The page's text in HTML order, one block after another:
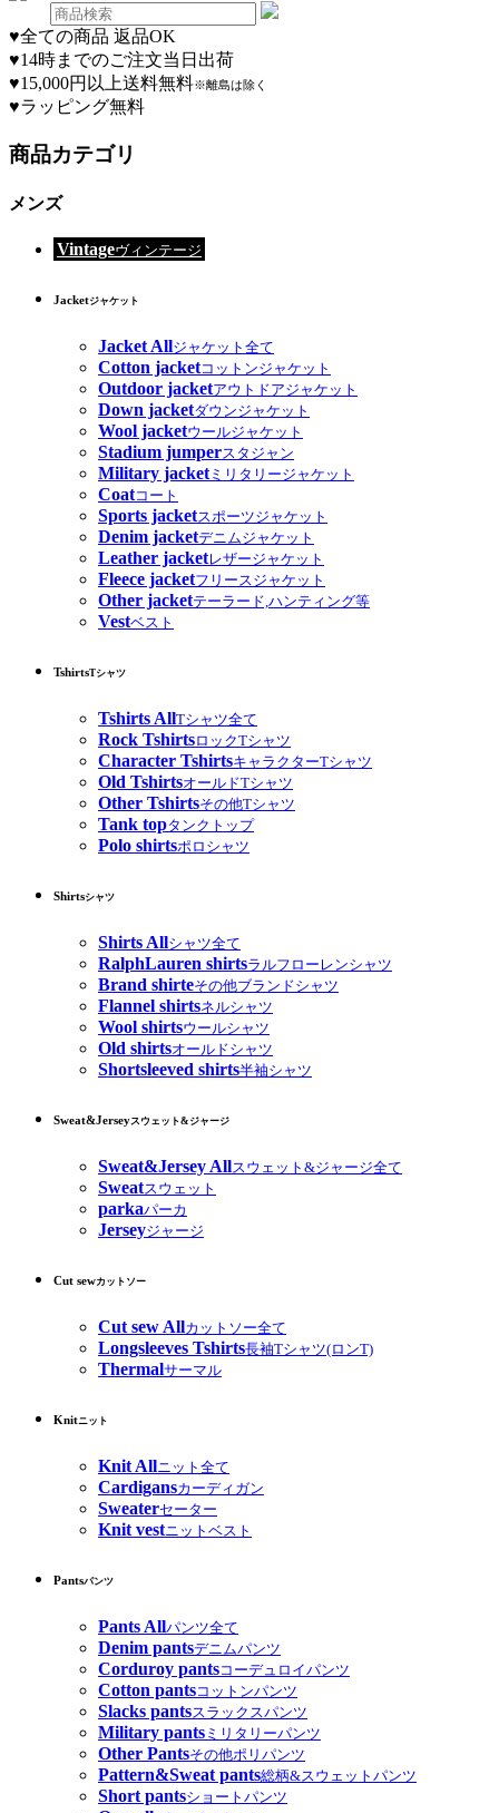
♥全ての商品 返品OK
♥14時までのご注文当日出荷
♥15,000円以上送料無料※離島は除く
♥ラッピング無料
商品カテゴリ
メンズ
Vintageヴィンテージ
Jacketジャケット
Jacket Allジャケット全て
Cotton jacketコットンジャケット
Outdoor jacketアウトドアジャケット
Down jacketダウンジャケット
Wool jacketウールジャケット
Stadium jumperスタジャン
Military jacketミリタリージャケット
Coatコート
Sports jacketスポーツジャケット
Denim jacketデニムジャケット
Leather jacketレザージャケット
Fleece jacketフリースジャケット
Other jacketテーラード,ハンティング等
Vestベスト
TshirtsTシャツ
Tshirts AllTシャツ全て
Rock TshirtsロックTシャツ
Character TshirtsキャラクターTシャツ
Old TshirtsオールドTシャツ
Other Tshirtsその他Tシャツ
Tank topタンクトップ
Polo shirtsポロシャツ
Shirtsシャツ
Shirts Allシャツ全て
RalphLauren shirtsラルフローレンシャツ
Brand shirteその他ブランドシャツ
Flannel shirtsネルシャツ
Wool shirtsウールシャツ
Old shirtsオールドシャツ
Shortsleeved shirts半袖シャツ
Sweat&Jerseyスウェット&ジャージ
Sweat&Jersey Allスウェット&ジャージ全て
Sweatスウェット
parkaパーカ
Jerseyジャージ
Cut sewカットソー
Cut sew Allカットソー全て
Longsleeves Tshirts長袖Tシャツ(ロンT)
Thermalサーマル
Knitニット
Knit Allニット全て
Cardigansカーディガン
Sweaterセーター
Knit vestニットベスト
Pantsパンツ
Pants Allパンツ全て
Denim pantsデニムパンツ
Corduroy pantsコーデュロイパンツ
Cotton pantsコットンパンツ
Slacks pantsスラックスパンツ
Military pants ミリタリーパンツ
Other Pantsその他ポリパンツ
Pattern&Sweat pants総柄&スウェットパンツ
Short pantsショートパンツ